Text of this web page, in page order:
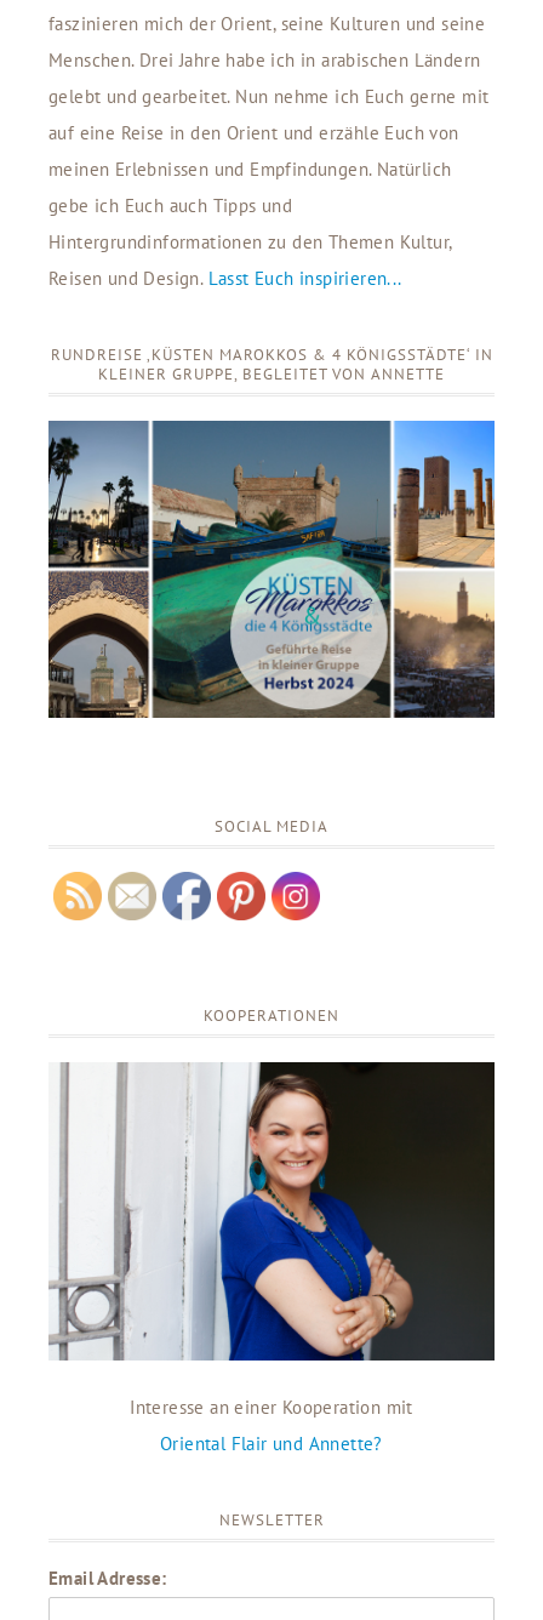
faszinieren mich der Orient, seine Kulturen und seine
Menschen. Drei Jahre habe ich in arabischen Ländern
gelebt und gearbeitet. Nun nehme ich Euch gerne mit
auf eine Reise in den Orient und erzähle Euch von
meinen Erlebnissen und Empfindungen. Natürlich
gebe ich Euch auch Tipps und
Hintergrundinformationen zu den Themen Kultur,
Reisen und Design. Lasst Euch inspirieren...
RUNDREISE ‚KÜSTEN MAROKKOS & 4 KÖNIGSSTÄDTE‘ IN
KLEINER GRUPPE, BEGLEITET VON ANNETTE
SOCIAL MEDIA
KOOPERATIONEN
Interesse an einer Kooperation mit
Oriental Flair und Annette?
NEWSLETTER
Email Adresse: